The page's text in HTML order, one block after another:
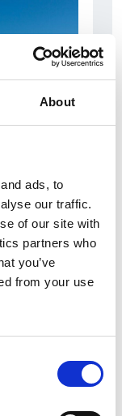
About
ads, to
our traffic.
of our site with
partners who
you’ve
from your use
la